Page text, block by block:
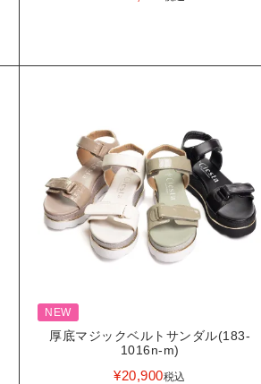
NEW
厚底マジックベルトサンダル(183-
1016n-m)
¥20,900税込